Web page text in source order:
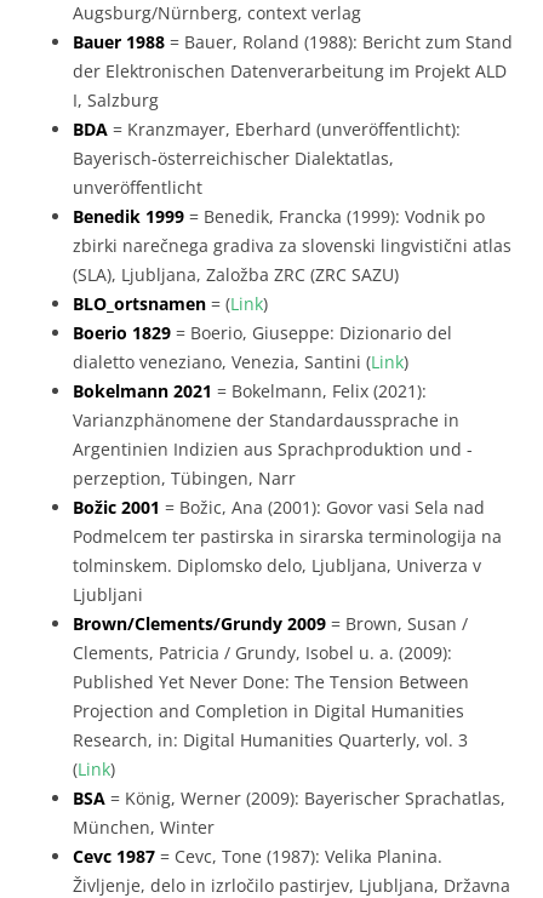
Augsburg/Nürnberg, context verlag
Bauer 1988 = Bauer, Roland (1988): Bericht zum Stand
der Elektronischen Datenverarbeitung im Projekt ALD
I, Salzburg
BDA = Kranzmayer, Eberhard (unveröffentlicht):
Bayerisch-österreichischer Dialektatlas,
unveröffentlicht
Benedik 1999 = Benedik, Francka (1999): Vodnik po
zbirki narečnega gradiva za slovenski lingvistični atlas
(SLA), Ljubljana, Založba ZRC (ZRC SAZU)
BLO_ortsnamen = (Link)
Boerio 1829 = Boerio, Giuseppe: Dizionario del
dialetto veneziano, Venezia, Santini (Link)
Bokelmann 2021 = Bokelmann, Felix (2021):
Varianzphänomene der Standardaussprache in
Argentinien Indizien aus Sprachproduktion und -
perzeption, Tübingen, Narr
Božic 2001 = Božic, Ana (2001): Govor vasi Sela nad
Podmelcem ter pastirska in sirarska terminologija na
tolminskem. Diplomsko delo, Ljubljana, Univerza v
Ljubljani
Brown/Clements/Grundy 2009 = Brown, Susan /
Clements, Patricia / Grundy, Isobel u. a. (2009):
Published Yet Never Done: The Tension Between
Projection and Completion in Digital Humanities
Research, in: Digital Humanities Quarterly, vol. 3
(Link)
BSA = König, Werner (2009): Bayerischer Sprachatlas,
München, Winter
Cevc 1987 = Cevc, Tone (1987): Velika Planina.
Življenje, delo in izrločilo pastirjev, Ljubljana, Državna